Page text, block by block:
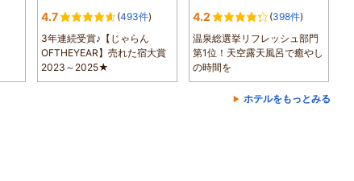
4.7 (493件)
3年連続受賞♪【じゃらん
OFTHEYEAR】売れた宿大賞
2023～2025★
4.2 (398件)
温泉総選挙リフレッシュ部門
第1位！天空露天風呂で癒やし
の時間を
ホテルをもっとみる